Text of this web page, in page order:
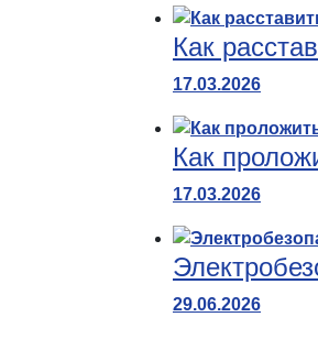
Как
17.03.2026
Как
17.03.2026
29.06.2026